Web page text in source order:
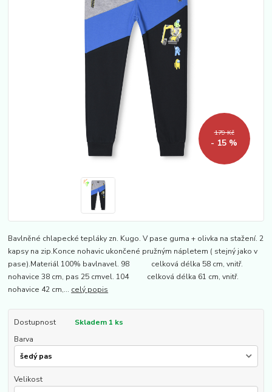
179 Kč
- 15 %
Bavlněné chlapecké tepláky zn. Kugo. V pase guma + olivka na stažení. 2
kapsy na zip.Konce nohavic ukončené pružným nápletem ( stejný jako v
pase).Materiál 100% bavlnavel. 98 celková délka 58 cm, vnitř.
nohavice 38 cm, pas 25 cmvel. 104 celková délka 61 cm, vnitř.
nohavice 42 cm,... celý popis
Dostupnost
Skladem 1 ks
Barva
Velikost